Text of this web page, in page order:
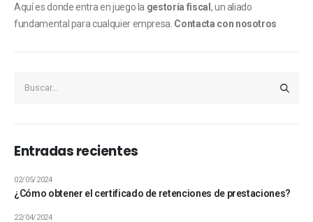
Aquí es donde entra en juego la gestoría fiscal , un aliado
fundamental para cualquier empresa. Contacta con nosotros
Entradas recientes
¿Cómo obtener el certificado de retenciones de prestaciones?
02/05/2024
22/04/2024